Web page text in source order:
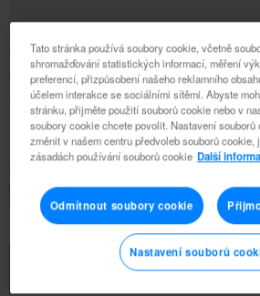
CO JE NOVÉHO
00403 Registrování
Mezinárodní hra
Doba trvání: 1:11
Zakladatel Herbalife a první Distributor, Mark
příležitost Herbalife Distributorům po celém světě.
které je třeba dodržovat, ale pokud jste flexibilní,
Tato stránka používá soubory cookie, včetně
shromažďování statistických informací, měření
preferencí, přizpůsobení našeho reklamního
účelem interakce se sociálními sítěmi. Abyste
stránku, přijměte použití souborů cookie nebo v
soubory cookie chcete povolit. Nastavení souborů
změnit v našem centru předvoleb souborů cookie,
zásadách používání souborů cookie Další
Odmítnout soubory cookie
Nastavení souborů